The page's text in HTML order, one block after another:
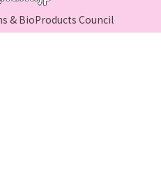
& BioProducts Council